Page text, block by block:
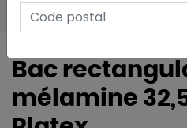
Tous les produits
Bac
mélamine